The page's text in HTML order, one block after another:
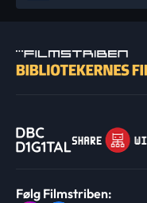
Følg Filmstriben: